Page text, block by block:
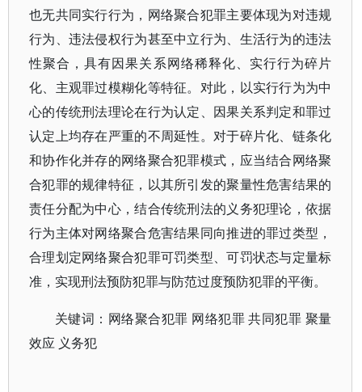
也无共同实行行为，网络聚合犯罪主要体现为对违规
行为、违法侵权行为甚至中立行为、生活行为的违法
性聚合，具有因果关系网络稀释化、实行行为碎片
化、主观罪过模糊化等特征。对此，以实行行为为中
心的传统刑法理论在行为认定、因果关系判定和罪过
认定上均存在严重的不周延性。对于碎片化、链条化
和协作化并存的网络聚合犯罪模式，应当结合网络聚
合犯罪的规律特征，以其所引发的聚量性危害结果的
责任分配为中心，结合传统刑法的义务犯理论，依据
行为主体对网络聚合危害结果同向推进的罪过类型，
合理划定网络聚合犯罪可罚类型、可罚状态与定量标
准，实现刑法预防犯罪与防范过度预防犯罪的平衡。
关键词：网络聚合犯罪 网络犯罪 共同犯罪 聚量
效应 义务犯